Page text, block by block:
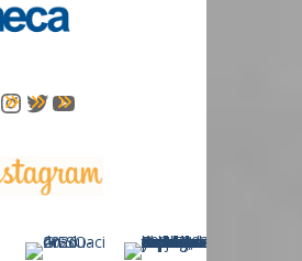
Instagram
Twitter
YouTube